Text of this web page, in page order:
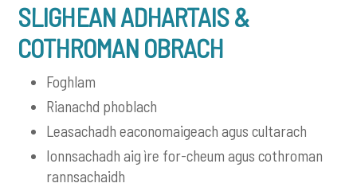
SLIGHEAN ADHARTAIS &
COTHROMAN OBRACH
Foghlam
Rianachd phoblach
Leasachadh eaconomaigeach agus cultarach
Ionnsachadh aig ìre for-cheum agus cothroman
rannsachaidh